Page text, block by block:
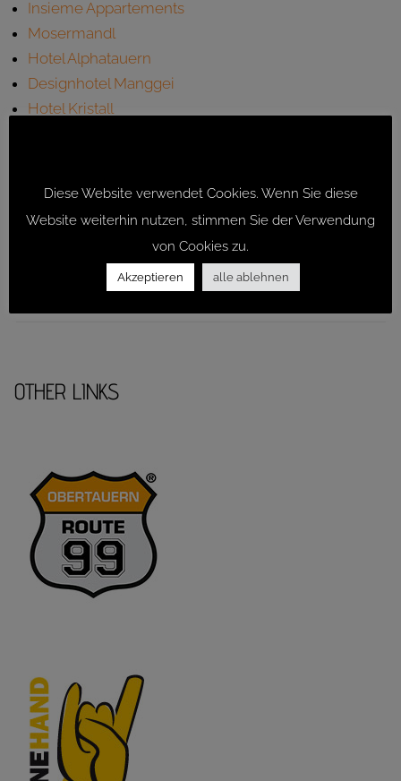
Insieme Appartements
Mosermandl
Hotel Alphatauern
Designhotel Manggei
Hotel Kristall
Appartements Zahnleiten
DAV Haus Obertauern
OTHER LINKS
Diese Website verwendet Cookies. Wenn Sie diese
Website weiterhin nutzen, stimmen Sie der Verwendung
von Cookies zu.
Akzeptieren alle ablehnen